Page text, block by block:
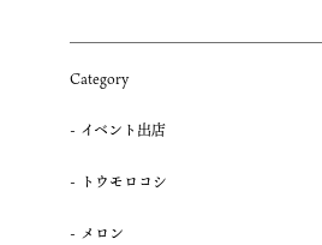
Category
イベント出店
トウモロコシ
メロン